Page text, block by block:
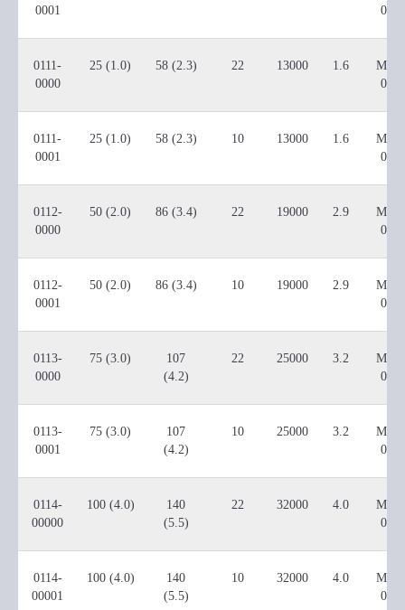
0001 0009
0111-
0000
25 (1.0) 58 (2.3) 22 13000 1.6
0002
0111-
0001
25 (1.0) 58 (2.3) 10 13000 1.6
0010
0112-
0000
50 (2.0) 86 (3.4) 22 19000 2.9
0003
0112-
0001
50 (2.0) 86 (3.4) 10 19000 2.9
0011
0113-
0000
75 (3.0)
107
(4.2)
22 25000 3.2
0004
0113-
0001
75 (3.0)
107
(4.2)
10 25000 3.2
0012
0114-
00000
100 (4.0)
140
(5.5)
22 32000 4.0
0005
0114-
00001
100 (4.0)
140
(5.5)
10 32000 4.0
0013